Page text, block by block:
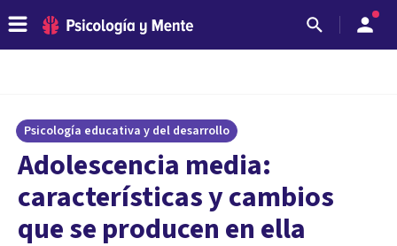
Psicología educativa y del desarrollo
Adolescencia media:
características y cambios
que se producen en ella